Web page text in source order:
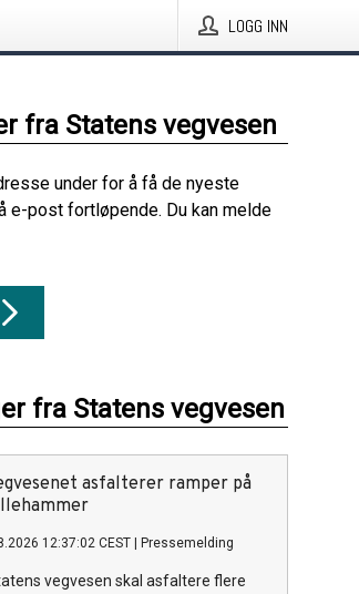
LOGG INN
fra Statens vegvesen
under for å få de nyeste
e-post fortløpende. Du kan melde
fra Statens vegvesen
asfalterer ramper på
12:37:02 CEST Pressemelding
vegvesen skal asfaltere flere